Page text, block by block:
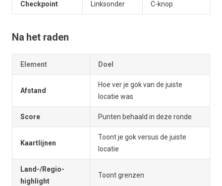
Checkpoint Linksonder C-knop
Na het raden
Element Doel
Afstand
Hoe ver je gok van de juiste
locatie was
Score Punten behaald in deze ronde
Kaartlijnen
Toont je gok versus de juiste
locatie
Land-/Regio-
highlight
Toont grenzen